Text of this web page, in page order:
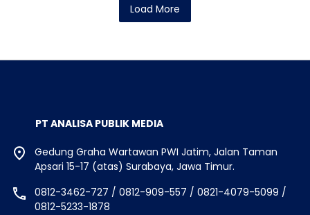
Load More
PT ANALISA PUBLIK MEDIA
Gedung Graha Wartawan PWI Jatim, Jalan Taman
Apsari 15-17 (atas) Surabaya, Jawa Timur.
0812-3462-727 / 0812-909-557 / 0821-4079-5099 /
0812-5233-1878